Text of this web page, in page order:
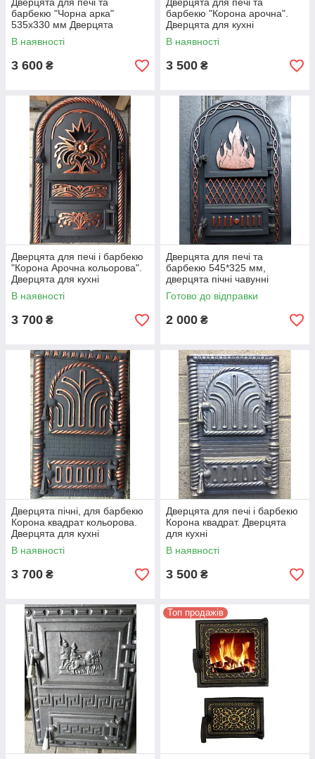
барбекю "Чорна арка"
535х330 мм Дверцята
чавунні зі склом
В наявності
3 600 ₴
барбекю "Корона арочна".
Дверцята для кухні
В наявності
3 500 ₴
Дверцята для печі і барбекю
"Корона Арочна кольорова".
Дверцята для кухні
В наявності
3 700 ₴
Дверцята для печі та
барбекю 545*325 мм,
дверцята пічні чавунні
фарбовані
Готово до відправки
2 000 ₴
Дверцята пічні, для барбекю
Корона квадрат кольорова.
Дверцята для кухні
В наявності
3 700 ₴
Дверцята для печі і барбекю
Корона квадрат. Дверцята
для кухні
В наявності
3 500 ₴
Топ продажів